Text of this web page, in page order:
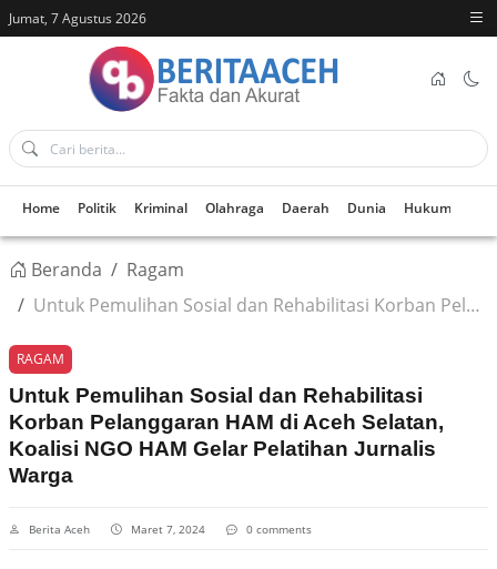
Jumat, 7 Agustus 2026
Home Politik Kriminal Olahraga Daerah Dunia Hukum
Beranda
Ragam
Untuk Pemulihan Sosial dan Rehabilitasi Korban Pelanggaran HAM di Aceh Selatan, Koalisi NGO HAM Gelar Pelatihan Jurnalis Warga
RAGAM
Untuk Pemulihan Sosial dan Rehabilitasi
Korban Pelanggaran HAM di Aceh Selatan,
Koalisi NGO HAM Gelar Pelatihan Jurnalis
Warga
Berita Aceh Maret 7, 2024 0 comments